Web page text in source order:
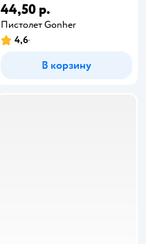
44,50 р.
Пистолет Gonher
4,6
В корзину